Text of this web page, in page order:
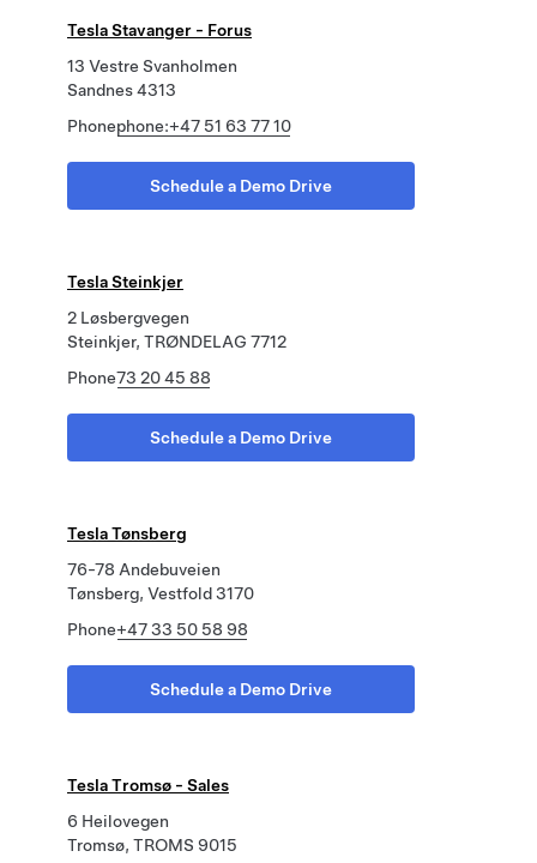
Tesla Stavanger - Forus
13 Vestre Svanholmen
Sandnes 4313
Phonephone:+47 51 63 77 10
Schedule a Demo Drive
Tesla Steinkjer
2 Løsbergvegen
Steinkjer, TRØNDELAG 7712
Phone73 20 45 88
Schedule a Demo Drive
Tesla Tønsberg
76-78 Andebuveien
Tønsberg, Vestfold 3170
Phone+47 33 50 58 98
Schedule a Demo Drive
Tesla Tromsø - Sales
6 Heilovegen
Tromsø, TROMS 9015